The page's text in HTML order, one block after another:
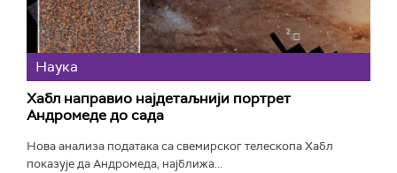
Наука
Хабл направио најдетаљнији портрет
Андромеде до сада
Нова анализа података са свемирског телескопа Хабл
показује да Андромеда, најближа...